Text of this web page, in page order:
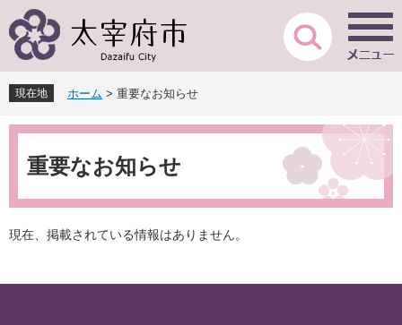
ー
先
頭
で
ニ
を
飛
ば
現在地 ホーム > 重要なお知らせ
本
重要なお知らせ
現在、掲載されている情報はありません。